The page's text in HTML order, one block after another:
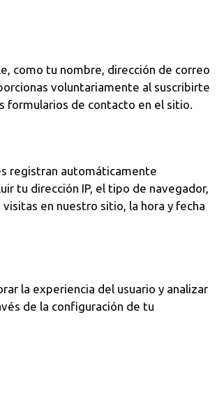
como tu nombre, dirección de correo
voluntariamente al suscribirte
formularios de contacto en el sitio.
registran automáticamente
tu dirección IP, el tipo de navegador,
en nuestro sitio, la hora y fecha
la experiencia del usuario y analizar
de la configuración de tu